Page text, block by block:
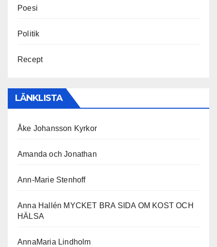
Poesi
Politik
Recept
LÄNKLISTA
Åke Johansson Kyrkor
Amanda och Jonathan
Ann-Marie Stenhoff
Anna Hallén MYCKET BRA SIDA OM KOST OCH
HÄLSA
AnnaMaria Lindholm